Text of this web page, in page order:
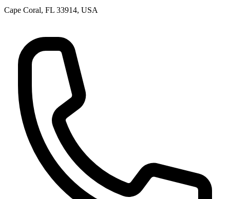
Cape Coral, FL 33914, USA